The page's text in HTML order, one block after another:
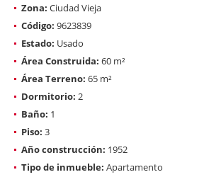
Zona: Ciudad Vieja
Código: 9623839
Estado: Usado
Área Construida: 60 m²
Área Terreno: 65 m²
Dormitorio: 2
Baño: 1
Piso: 3
Año construcción: 1952
Tipo de inmueble: Apartamento